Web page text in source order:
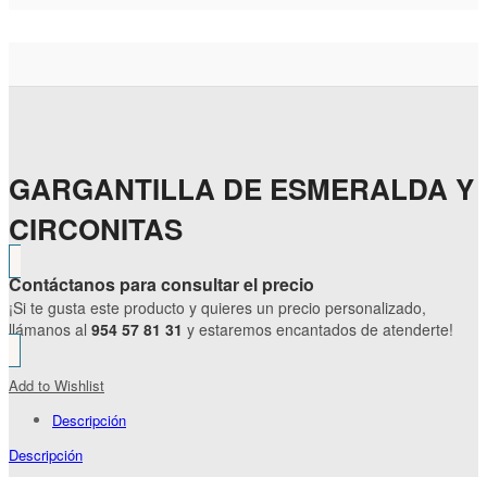
GARGANTILLA DE ESMERALDA Y
CIRCONITAS
Contáctanos para consultar el precio
¡Si te gusta este producto y quieres un precio personalizado,
llámanos al 954 57 81 31 y estaremos encantados de atenderte!
Add to Wishlist
Descripción
Descripción